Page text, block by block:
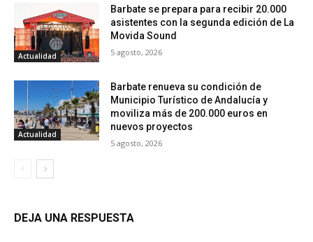
Actualidad
Barbate se prepara para recibir 20.000
asistentes con la segunda edición de La
Movida Sound
5 agosto, 2026
Actualidad
Barbate renueva su condición de
Municipio Turístico de Andalucía y
moviliza más de 200.000 euros en
nuevos proyectos
5 agosto, 2026
DEJA UNA RESPUESTA